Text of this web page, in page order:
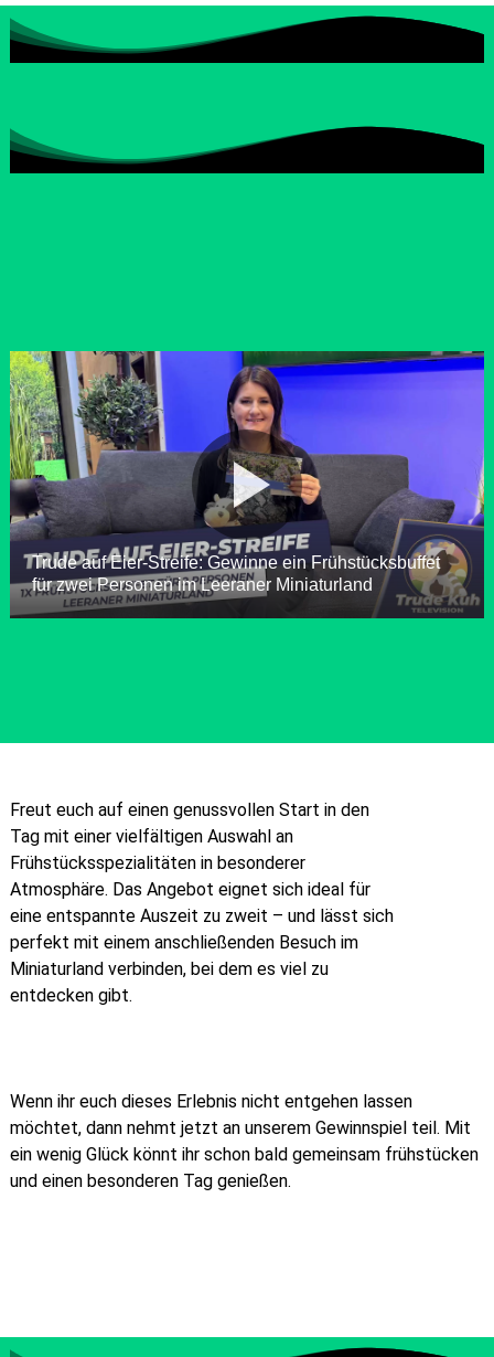
Freut euch auf einen genussvollen Start in den
Tag mit einer vielfältigen Auswahl an
Frühstücksspezialitäten in besonderer
Atmosphäre. Das Angebot eignet sich ideal für
eine entspannte Auszeit zu zweit – und lässt sich
perfekt mit einem anschließenden Besuch im
Miniaturland verbinden, bei dem es viel zu
entdecken gibt.
Wenn ihr euch dieses Erlebnis nicht entgehen lassen
möchtet, dann nehmt jetzt an unserem Gewinnspiel teil. Mit
ein wenig Glück könnt ihr schon bald gemeinsam frühstücken
und einen besonderen Tag genießen.